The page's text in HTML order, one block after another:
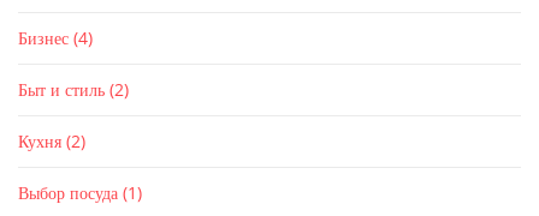
Бизнес (4)
Быт и стиль (2)
Кухня (2)
Выбор посуда (1)